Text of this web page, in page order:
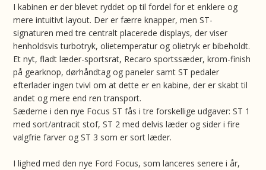
I kabinen er der blevet ryddet op til fordel for et enklere og
mere intuitivt layout. Der er færre knapper, men ST-
signaturen med tre centralt placerede displays, der viser
henholdsvis turbotryk, olietemperatur og olietryk er bibeholdt.
Et nyt, fladt læder-sportsrat, Recaro sportssæder, krom-finish
på gearknop, dørhåndtag og paneler samt ST pedaler
efterlader ingen tvivl om at dette er en kabine, der er skabt til
andet og mere end ren transport.
Sæderne i den nye Focus ST fås i tre forskellige udgaver: ST 1
med sort/antracit stof, ST 2 med delvis læder og sider i fire
valgfrie farver og ST 3 som er sort læder.
I lighed med den nye Ford Focus, som lanceres senere i år,